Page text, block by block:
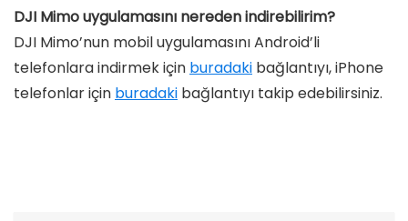
DJI Mimo uygulamasını nereden indirebilirim?
DJI Mimo’nun mobil uygulamasını Android’li
telefonlara indirmek için buradaki bağlantıyı, iPhone
telefonlar için buradaki bağlantıyı takip edebilirsiniz.